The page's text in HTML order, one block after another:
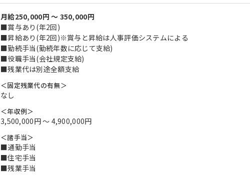
月給250,000円 〜 350,000円
■賞与あり(年2回)
■昇給あり(年2回)※賞与と昇給は人事評価システムによる
■勤続手当(勤続年数に応じて支給)
■役職手当(会社規定支給)
■残業代は別途全額支給
＜固定残業代の有無＞
なし
＜年収例＞
3,500,000円 〜 4,900,000円
＜諸手当＞
■通勤手当
■住宅手当
■残業手当